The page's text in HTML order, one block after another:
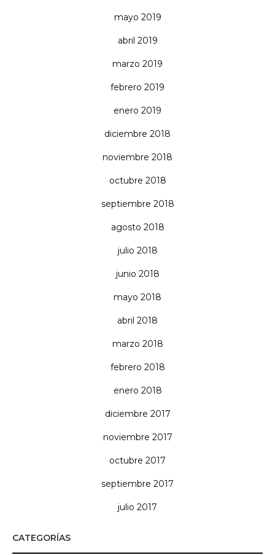
mayo 2019
abril 2019
marzo 2019
febrero 2019
enero 2019
diciembre 2018
noviembre 2018
octubre 2018
septiembre 2018
agosto 2018
julio 2018
junio 2018
mayo 2018
abril 2018
marzo 2018
febrero 2018
enero 2018
diciembre 2017
noviembre 2017
octubre 2017
septiembre 2017
julio 2017
CATEGORÍAS